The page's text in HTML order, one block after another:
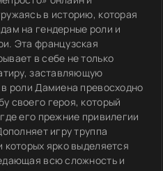
в историю, которая
на гендерные роли и
Эта французская
в себе не только
заставляющую
роли Дамиена превосходно
своего героя, который
его прежние привилегии
игру труппа
которых ярко выделяется
всю сложность и